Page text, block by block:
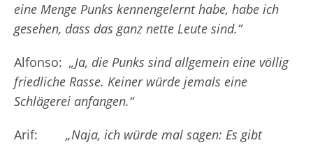
eine Menge Punks kennengelernt habe, habe ich
gesehen, dass das ganz nette Leute sind.“
Alfonso: „Ja, die Punks sind allgemein eine völlig
friedliche Rasse. Keiner würde jemals eine
Schlägerei anfangen.“
Arif: „Naja, ich würde mal sagen: Es gibt